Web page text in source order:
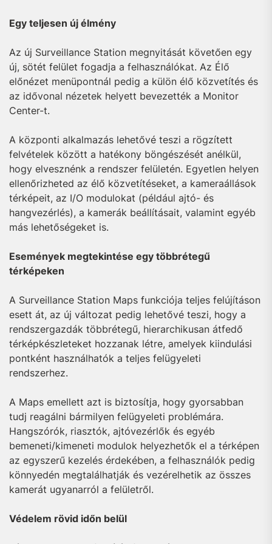
Egy teljesen új élmény
Az új Surveillance Station megnyitását követően egy
új, sötét felület fogadja a felhasználókat. Az Élő
előnézet menüpontnál pedig a külön élő közvetítés és
az idővonal nézetek helyett bevezették a Monitor
Center-t.
A központi alkalmazás lehetővé teszi a rögzített
felvételek között a hatékony böngészését anélkül,
hogy elvesznénk a rendszer felületén. Egyetlen helyen
ellenőrizheted az élő közvetítéseket, a kameraállások
térképeit, az I/O modulokat (például ajtó- és
hangvezérlés), a kamerák beállításait, valamint egyéb
más lehetőségeket is.
Események megtekintése egy többrétegű
térképeken
A Surveillance Station Maps funkciója teljes felújításon
esett át, az új változat pedig lehetővé teszi, hogy a
rendszergazdák többrétegű, hierarchikusan átfedő
térképkészleteket hozzanak létre, amelyek kiindulási
pontként használhatók a teljes felügyeleti
rendszerhez.
A Maps emellett azt is biztosítja, hogy gyorsabban
tudj reagálni bármilyen felügyeleti problémára.
Hangszórók, riasztók, ajtóvezérlők és egyéb
bemeneti/kimeneti modulok helyezhetők el a térképen
az egyszerű kezelés érdekében, a felhasználók pedig
könnyedén megtalálhatják és vezérelhetik az összes
kamerát ugyanarról a felületről.
Védelem rövid időn belül